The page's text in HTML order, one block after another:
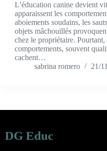
L’éducation canine devient
apparaissent les
aboiements soudains, les
objets mâchouillés
chez le propriétaire. Pourtant,
comportements, souvent
cachent…
sabrina romero
21/
DG Educ